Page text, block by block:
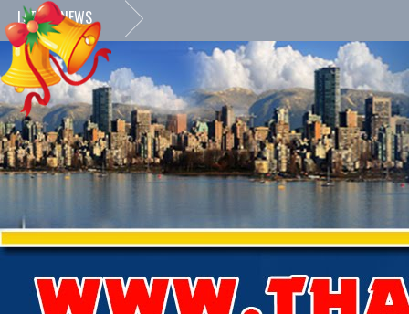
LATEST NEWS